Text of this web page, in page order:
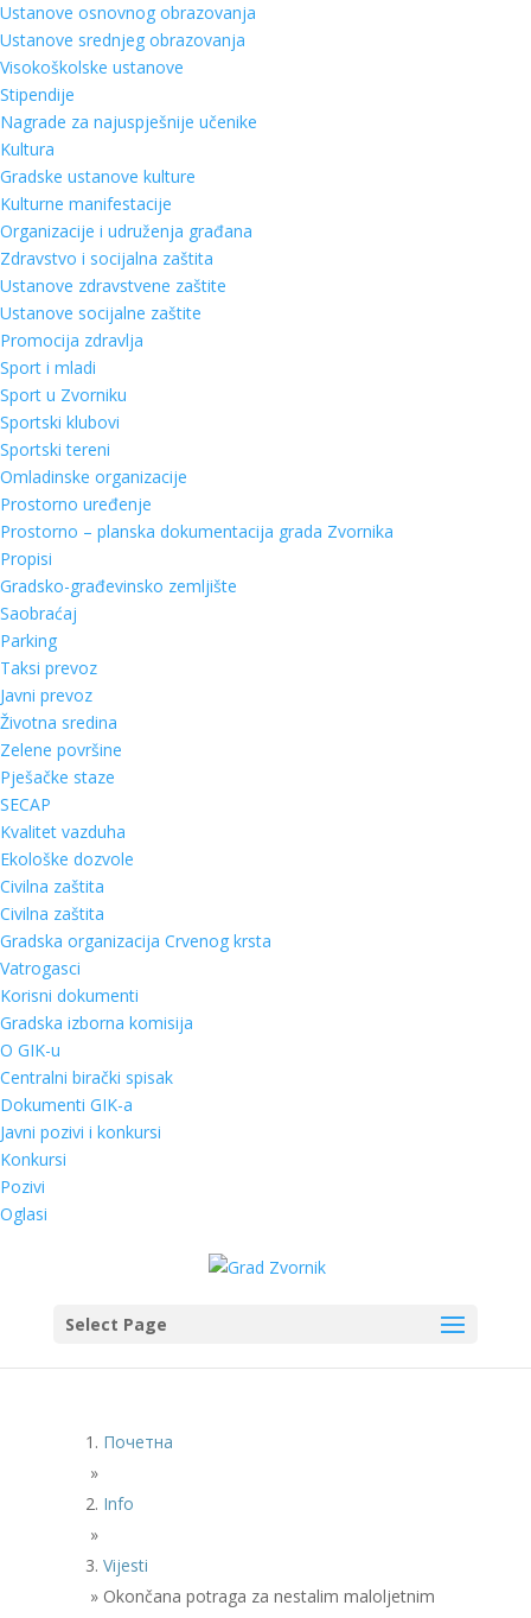
Ustanove osnovnog obrazovanja
Ustanove srednjeg obrazovanja
Visokoškolske ustanove
Stipendije
Nagrade za najuspješnije učenike
Kultura
Gradske ustanove kulture
Kulturne manifestacije
Organizacije i udruženja građana
Zdravstvo i socijalna zaštita
Ustanove zdravstvene zaštite
Ustanove socijalne zaštite
Promocija zdravlja
Sport i mladi
Sport u Zvorniku
Sportski klubovi
Sportski tereni
Omladinske organizacije
Prostorno uređenje
Prostorno – planska dokumentacija grada Zvornika
Propisi
Gradsko-građevinsko zemljište
Saobraćaj
Parking
Taksi prevoz
Javni prevoz
Životna sredina
Zelene površine
Pješačke staze
SECAP
Kvalitet vazduha
Ekološke dozvole
Civilna zaštita
Civilna zaštita
Gradska organizacija Crvenog krsta
Vatrogasci
Korisni dokumenti
Gradska izborna komisija
O GIK-u
Centralni birački spisak
Dokumenti GIK-a
Javni pozivi i konkursi
Konkursi
Pozivi
Oglasi
Select Page
Почетна
»
Info
»
Vijesti
» Okončana potraga za nestalim maloljetnim